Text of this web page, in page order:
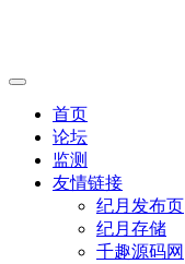
首页
论坛
监测
友情链接
纪月发布页
纪月存储
千趣源码网